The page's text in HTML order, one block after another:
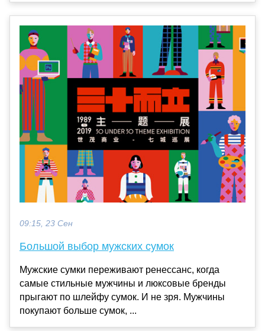
09:15, 23 Сен
Большой выбор мужских сумок
Мужские сумки переживают ренессанс, когда
самые стильные мужчины и люксовые бренды
прыгают по шлейфу сумок. И не зря. Мужчины
покупают больше сумок, ...